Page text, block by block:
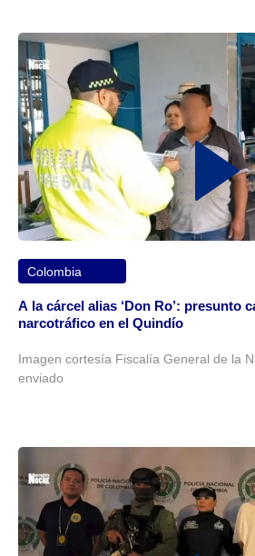
Colombia
A la cárcel alias ‘Don Ro’: presunto
narcotráfico en el Quindío
Imagen cortesía Fiscalía General de la
enviado